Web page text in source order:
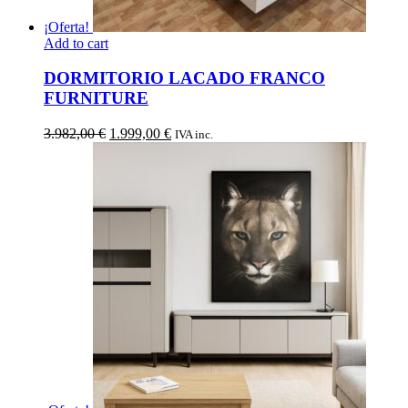
¡Oferta!
Add to cart
DORMITORIO LACADO FRANCO
FURNITURE
3.982,00€ El
1.999,00 €El
1.999,00 €.
IVA inc.